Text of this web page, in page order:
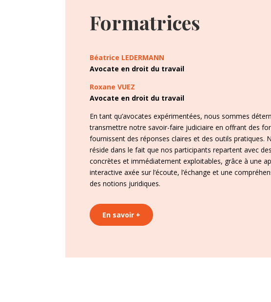
Formatrices
Béatrice LEDERMANN
Avocate en droit du travail
Roxane VUEZ
Avocate en droit du travail
En tant qu’avocates expérimentées, nous sommes
transmettre notre savoir-faire judiciaire en offrant des
fournissent des réponses claires et des outils pratiques.
réside dans le fait que nos participants repartent avec
concrètes et immédiatement exploitables, grâce à une
interactive axée sur l’écoute, l’échange et une
des notions juridiques.
En savoir +